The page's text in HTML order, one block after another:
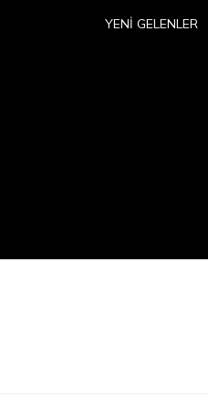
YENİ GELENLER